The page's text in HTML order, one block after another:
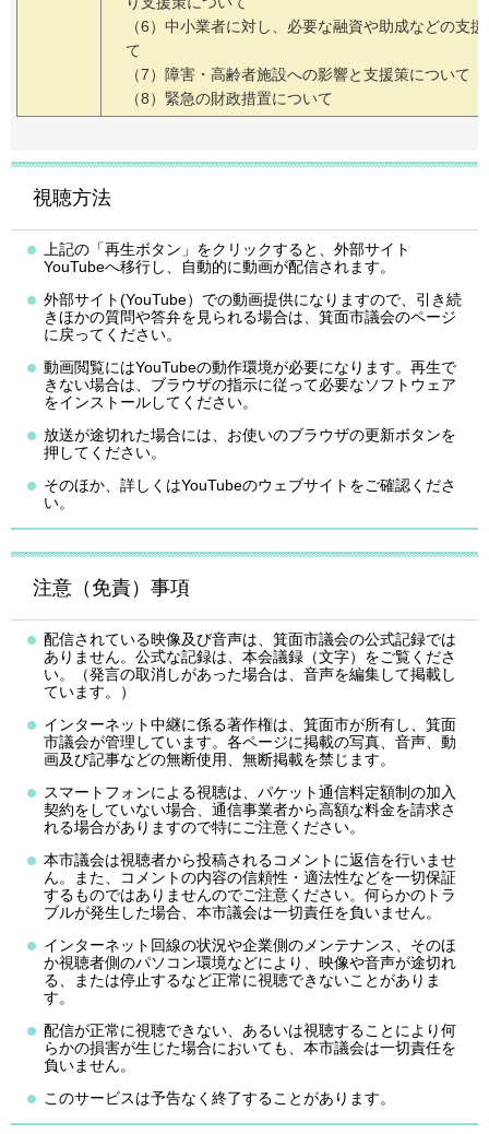
（6）中小業者に対し、必要な融資や助成などの支
て
（7）障害・高齢者施設への影響と支援策について
（8）緊急の財政措置について
視聴方法
上記の「再生ボタン」をクリックすると、外部サイト
YouTubeへ移行し、自動的に動画が配信されます。
外部サイト(YouTube）での動画提供になりますので、引き続
きほかの質問や答弁を見られる場合は、箕面市議会のページ
に戻ってください。
動画閲覧にはYouTubeの動作環境が必要になります。再生で
きない場合は、ブラウザの指示に従って必要なソフトウェア
をインストールしてください。
放送が途切れた場合には、お使いのブラウザの更新ボタンを
押してください。
そのほか、詳しくはYouTubeのウェブサイトをご確認くださ
い。
注意（免責）事項
配信されている映像及び音声は、箕面市議会の公式記録では
ありません。公式な記録は、本会議録（文字）をご覧くださ
い。（発言の取消しがあった場合は、音声を編集して掲載し
ています。）
インターネット中継に係る著作権は、箕面市が所有し、箕面
市議会が管理しています。各ページに掲載の写真、音声、動
画及び記事などの無断使用、無断掲載を禁じます。
スマートフォンによる視聴は、パケット通信料定額制の加入
契約をしていない場合、通信事業者から高額な料金を請求さ
れる場合がありますので特にご注意ください。
本市議会は視聴者から投稿されるコメントに返信を行いませ
ん。また、コメントの内容の信頼性・適法性などを一切保証
するものではありませんのでご注意ください。何らかのトラ
ブルが発生した場合、本市議会は一切責任を負いません。
インターネット回線の状況や企業側のメンテナンス、そのほ
か視聴者側のパソコン環境などにより、映像や音声が途切れ
る、または停止するなど正常に視聴できないことがありま
す。
配信が正常に視聴できない、あるいは視聴することにより何
らかの損害が生じた場合においても、本市議会は一切責任を
負いません。
このサービスは予告なく終了することがあります。